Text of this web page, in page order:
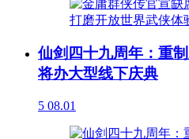
仙剑四十九周年：重
将办大型线下庆典
5 08.01